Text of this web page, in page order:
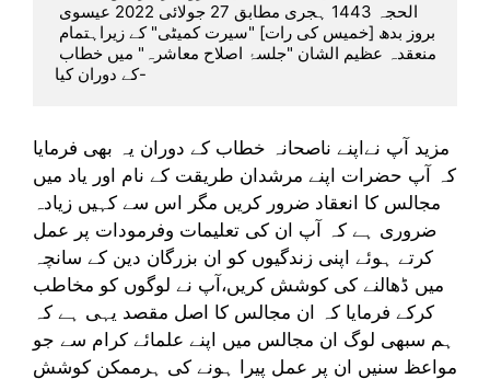
کے دوران کیا-
مزید آپ نےاپنے ناصحانہ خطاب کے دوران یہ بھی فرمایا
کہ آپ حضرات اپنے مرشدان طریقت کے نام اور یاد میں
مجالس کا انعقاد ضرور کریں مگر اس سے کہیں زیادہ
ضروری ہے کہ آپ ان کی تعلیمات وفرمودات پر عمل
کرتے ہوئے اپنی زندگیوں کو ان بزرگان دین کے سانچہ
میں ڈھالنے کی کوشش کریں،آپ نے لوگوں کو مخاطب
کرکے فرمایا کہ ان مجالس کا اصل مقصد یہی ہے کہ
ہم سبھی لوگ ان مجالس میں اپنے علمائے کرام سے جو
مواعظ سنیں ان پر عمل پیرا ہونے کی ہرممکن کوشش